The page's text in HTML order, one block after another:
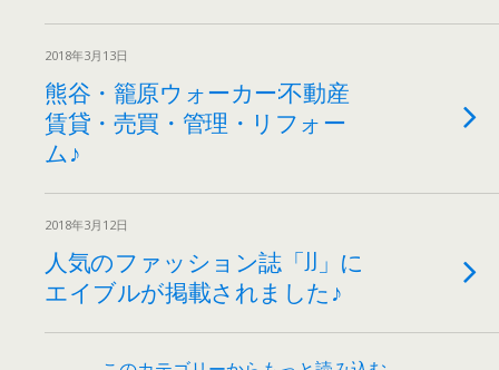
2018年3月13日
熊谷・籠原ウォーカー:不動産
賃貸・売買・管理・リフォー
ム♪
2018年3月12日
人気のファッション誌「JJ」に
エイブルが掲載されました♪